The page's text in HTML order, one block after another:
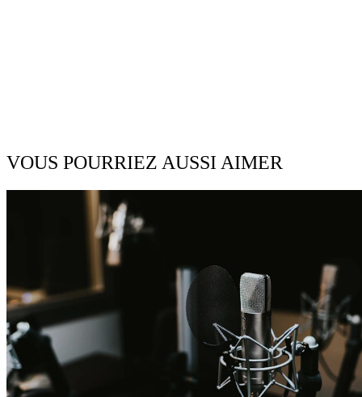
VOUS POURRIEZ AUSSI AIMER